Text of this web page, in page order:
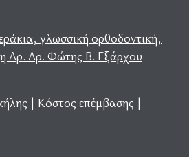
γλωσσική ορθοδοντική,
Δρ. Δρ. Φώτης Β. Εξάρχου
| Κόστος επέμβασης |